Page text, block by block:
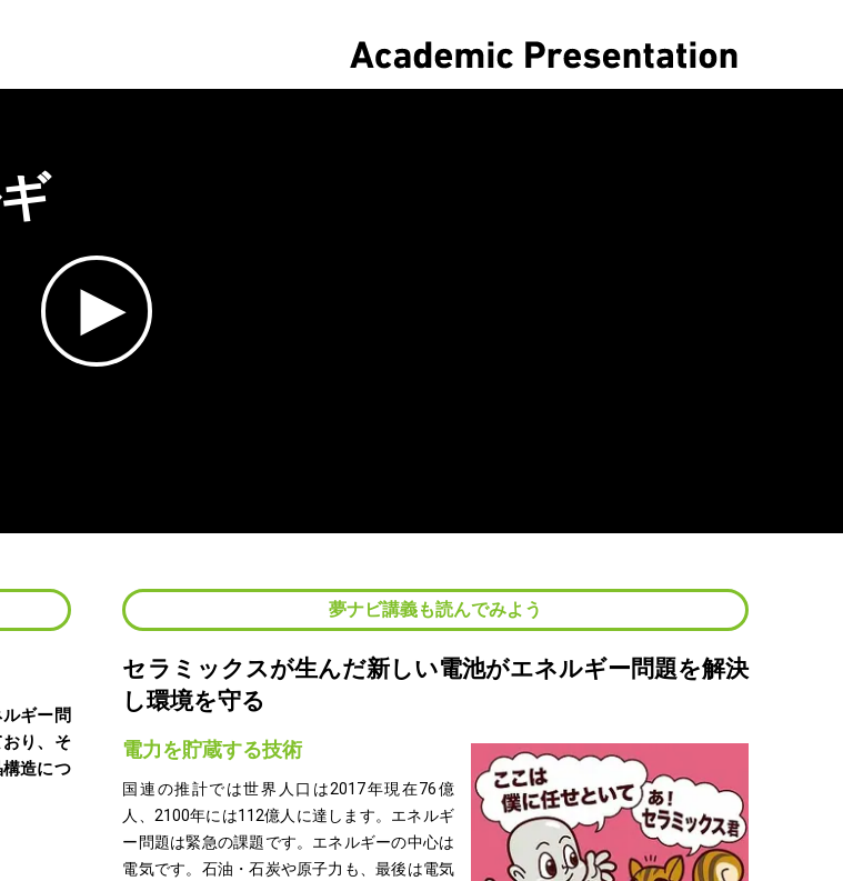
ギー問
り、そ
造につ
夢ナビ講義も読んでみよう
セラミックスが生んだ新しい電池がエネルギー問題を解決
し環境を守る
電力を貯蔵する技術
国連の推計では世界人口は2017年現在76億
人、2100年には112億人に達します。エネルギ
ー問題は緊急の課題です。エネルギーの中心は
電気です。石油・石炭や原子力も、最後は電気